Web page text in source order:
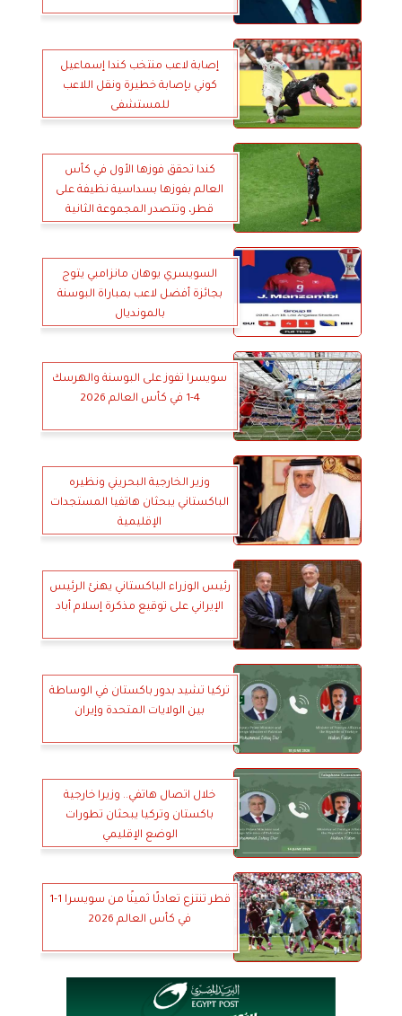
إصابة لاعب منتخب كندا إسماعيل
كوني بإصابة خطيرة ونقل اللاعب
للمستشفى
كندا تحقق فوزها الأول في كأس
العالم بفوزها بسداسية نظيفة على
قطر، وتتصدر المجموعة الثانية
السويسري يوهان مانزامبي يتوج
بجائزة أفضل لاعب بمباراة البوسنة
بالمونديال
سويسرا تفوز على البوسنة والهرسك
4-1 في كأس العالم 2026
وزير الخارجية البحريني ونظيره
الباكستاني يبحثان هاتفيا المستجدات
الإقليمية
رئيس الوزراء الباكستاني يهنئ الرئيس
الإيراني على توقيع مذكرة إسلام أباد
تركيا تشيد بدور باكستان في الوساطة
بين الولايات المتحدة وإيران
خلال اتصال هاتفي.. وزيرا خارجية
باكستان وتركيا يبحثان تطورات
الوضع الإقليمي
قطر تنتزع تعادلًا ثمينًا من سويسرا 1-1
في كأس العالم 2026